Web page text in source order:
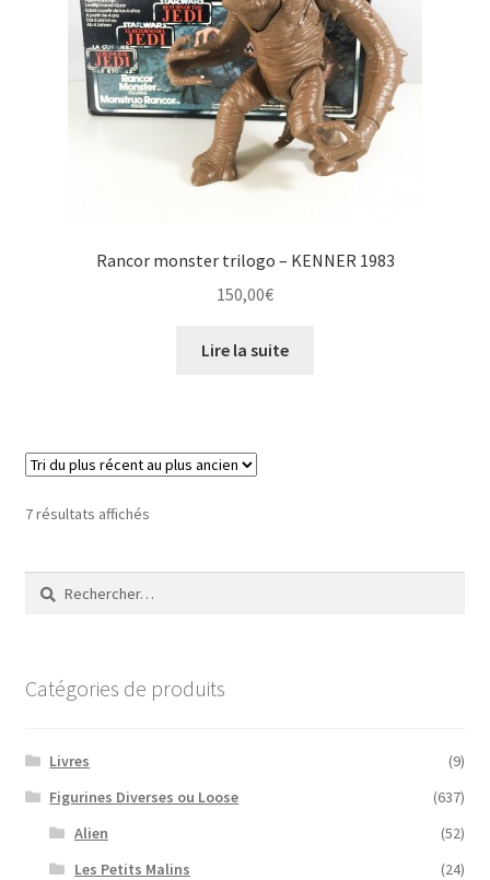
Rancor monster trilogo – KENNER 1983
150,00€
Lire la suite
7 résultats affichésTrié
Rechercher :
Catégories de produits
Livres
(9)
Figurines Diverses ou Loose
(637)
Alien
(52)
Les Petits Malins
(24)